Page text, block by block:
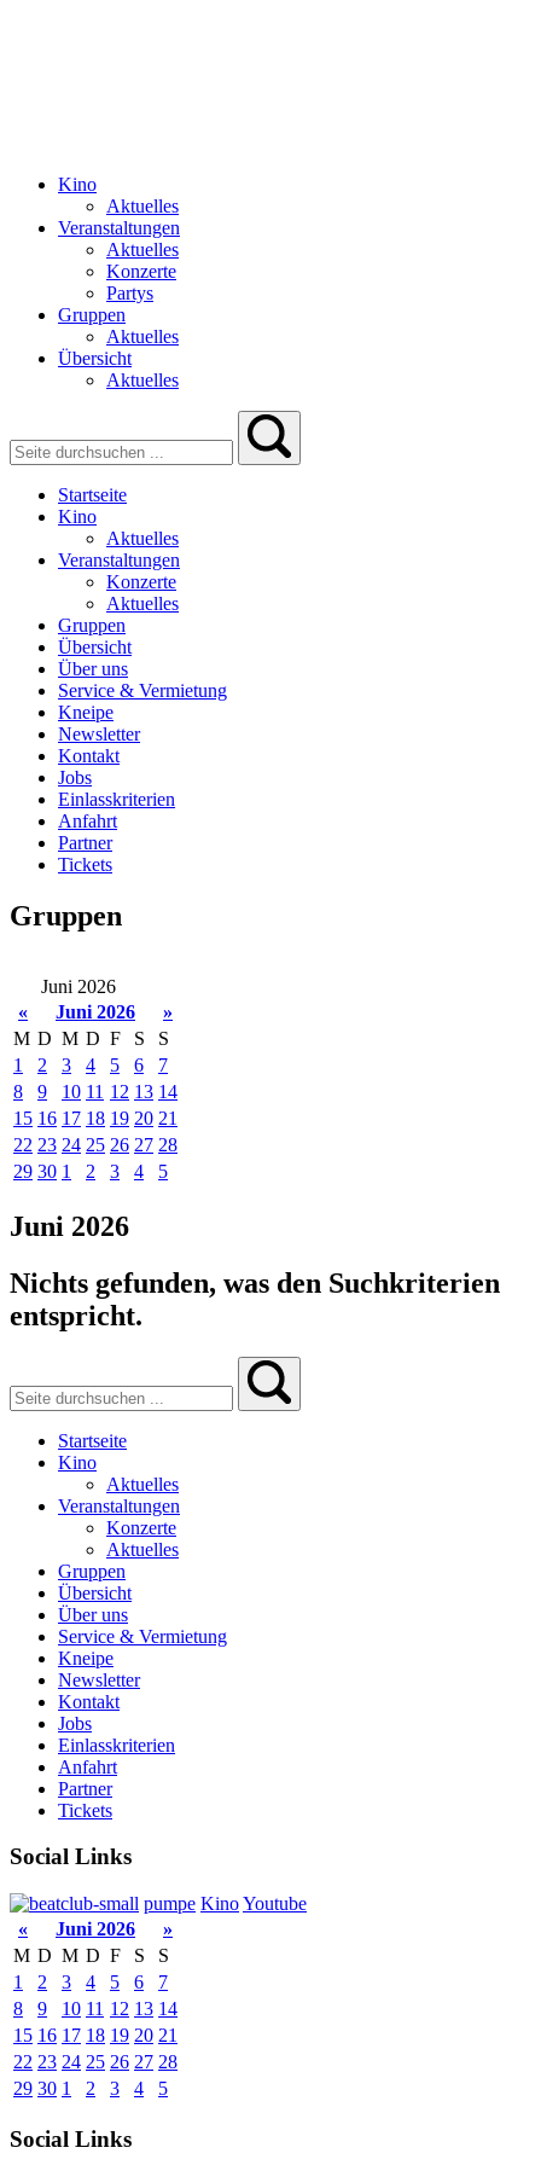
Kino
Aktuelles
Veranstaltungen
Aktuelles
Konzerte
Partys
Gruppen
Aktuelles
Übersicht
Aktuelles
Startseite
Kino
Aktuelles
Veranstaltungen
Konzerte
Aktuelles
Gruppen
Übersicht
Über uns
Service & Vermietung
Kneipe
Newsletter
Kontakt
Jobs
Einlasskriterien
Anfahrt
Partner
Tickets
Gruppen
Juni 2026
«
Juni 2026
»
M D M D F S
S
1
2 3 4 5 6
7
8
9 10 11 12 13 14
15 16 17 18 19 20 21
22 23 24 25 26 27 28
29 30 1 2 3 4 5
Juni 2026
Nichts gefunden, was den Suchkriterien
entspricht.
Startseite
Kino
Aktuelles
Veranstaltungen
Konzerte
Aktuelles
Gruppen
Übersicht
Über uns
Service & Vermietung
Kneipe
Newsletter
Kontakt
Jobs
Einlasskriterien
Anfahrt
Partner
Tickets
Social Links
pumpe KinoYoutube
«
Juni 2026
»
M D M D F S
S
1
2 3 4 5 6
7
8
9 10 11 12 13 14
15 16 17 18 19 20 21
22 23 24 25 26 27 28
29 30 1 2 3 4 5
Social Links